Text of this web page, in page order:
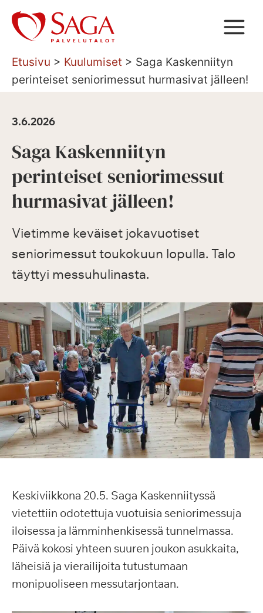
Siirry
sisältöön
Etusivu > Kuulumiset > Saga Kaskenniityn
perinteiset seniorimessut hurmasivat jälleen!
3.6.2026
Saga Kaskenniityn
perinteiset seniorimessut
hurmasivat jälleen!
Vietimme keväiset jokavuotiset
seniorimessut toukokuun lopulla. Talo
täyttyi messuhulinasta.
Keskiviikkona 20.5. Saga Kaskenniityssä
vietettiin odotettuja vuotuisia seniorimessuja
iloisessa ja lämminhenkisessä tunnelmassa.
Päivä kokosi yhteen suuren joukon asukkaita,
läheisiä ja vierailijoita tutustumaan
monipuoliseen messutarjontaan.